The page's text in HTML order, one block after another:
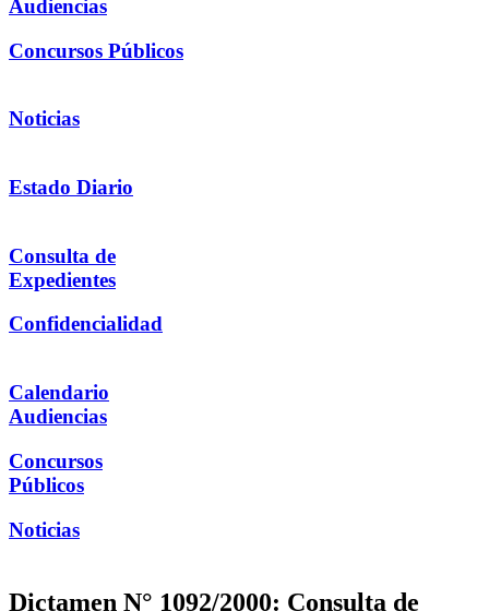
Audiencias
Concursos Públicos
Noticias
Estado Diario
Consulta de
Expedientes
Confidencialidad
Calendario
Audiencias
Concursos
Públicos
Noticias
Dictamen N° 1092/2000: Consulta de